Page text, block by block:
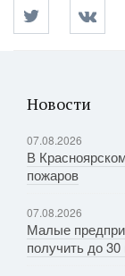
Новости
07.08.2026
В
пожаров
07.08.2026
Малые
получить до